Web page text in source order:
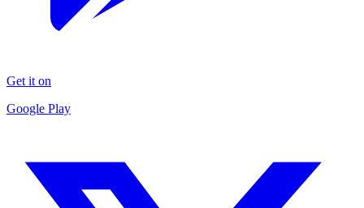
Get it on
Google Play